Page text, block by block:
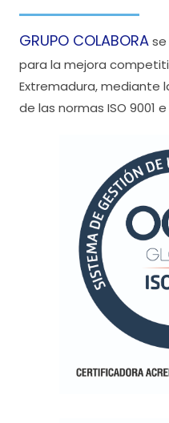
GRUPO COLABORAse
para la mejora
Extremadura, mediante
de las normas ISO 9001 e